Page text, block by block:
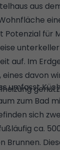
aus
für
auf. Im
eines davon
umfasst
zum Bad
sich
ca.
Brunnen.